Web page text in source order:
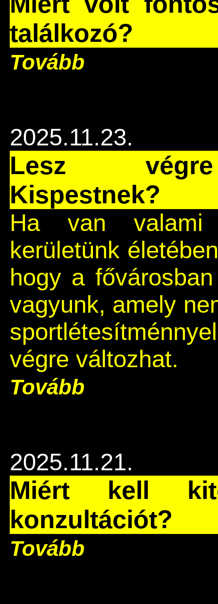
találkozó?
Tovább
2025.11.23.
Lesz végre
Kispestnek?
Ha van valami
kerületünk
hogy a
vagyunk, amely
végre változhat.
Tovább
2025.11.21.
Miért kell
konzultációt?
Tovább